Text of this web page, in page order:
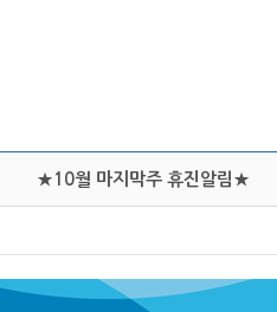
★10월 마지막주 휴진알림★